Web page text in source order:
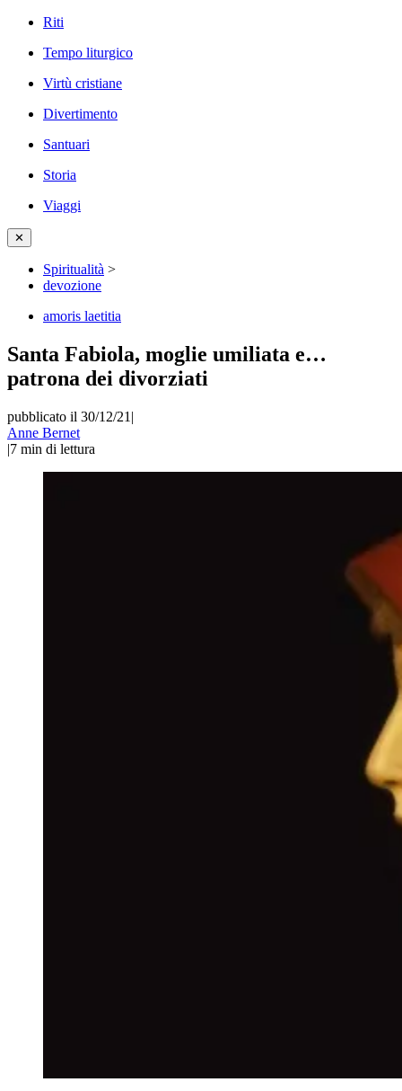
Riti
Tempo liturgico
Virtù cristiane
Divertimento
Santuari
Storia
Viaggi
✕
Spiritualità >
devozione
amoris laetitia
Santa Fabiola, moglie umiliata e…
patrona dei divorziati
pubblicato il 30/12/21 |
Anne Bernet
|7 min di lettura